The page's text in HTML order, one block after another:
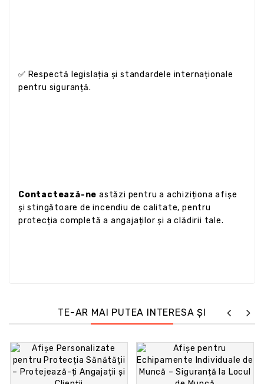
✅ Respectă legislația și standardele internaționale
pentru siguranță.
Contactează-ne astăzi pentru a achiziționa afișe
și stingătoare de incendiu de calitate, pentru
protecția completă a angajaților și a clădirii tale.
TE-AR MAI PUTEA INTERESA ȘI